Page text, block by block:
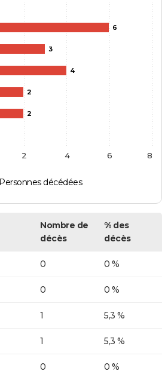
6
3
4
2
2
Personnes décédées
2 4 6 8
Nombre de
décès
% des
décès
0 0 %
0 0 %
1 5,3 %
1 5,3 %
0 0 %